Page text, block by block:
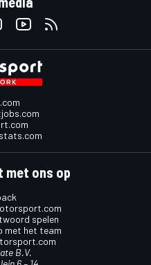
met ons op
spelen
met het team
B.V.